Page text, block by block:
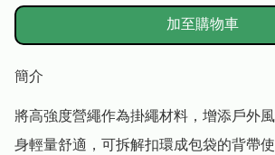
加至購物車
簡介
將高強度營繩作為掛繩材料，增添戶外
身輕量舒適，可拆解扣環成包袋的背帶